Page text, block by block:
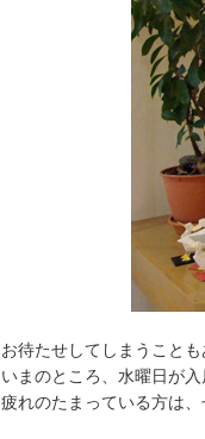
お待たせしてしまうこと
いまのところ、水曜日が
疲れのたまっている方は